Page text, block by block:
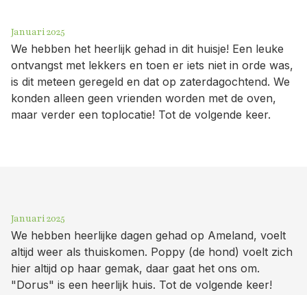
Januari 2025
We hebben het heerlijk gehad in dit huisje! Een leuke
ontvangst met lekkers en toen er iets niet in orde was,
is dit meteen geregeld en dat op zaterdagochtend. We
konden alleen geen vrienden worden met de oven,
maar verder een toplocatie! Tot de volgende keer.
Januari 2025
We hebben heerlijke dagen gehad op Ameland, voelt
altijd weer als thuiskomen. Poppy (de hond) voelt zich
hier altijd op haar gemak, daar gaat het ons om.
"Dorus" is een heerlijk huis. Tot de volgende keer!